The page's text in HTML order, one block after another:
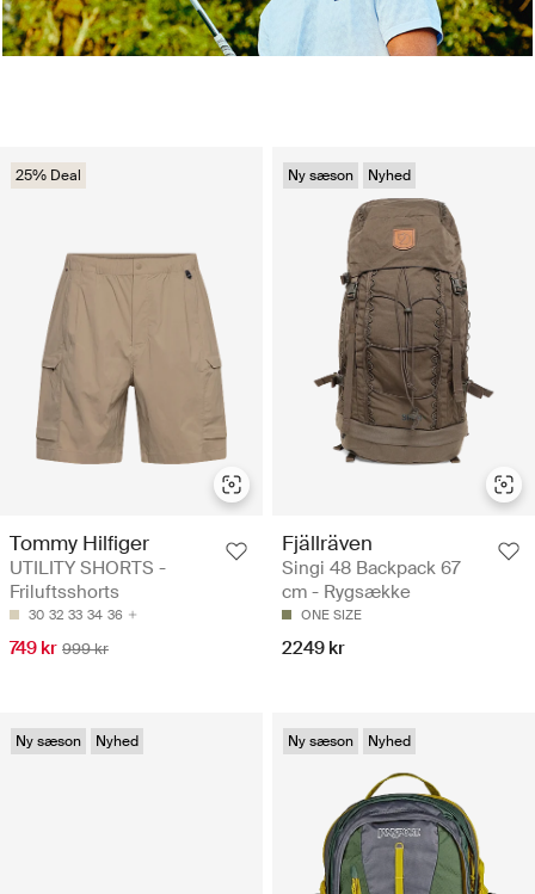
25% Deal
Tommy Hilfiger
UTILITY SHORTS -
Friluftsshorts
30 32 33 34 36
749 kr 999 kr
Ny sæson Nyhed
Fjällräven
Singi 48 Backpack 67
cm - Rygsække
ONE SIZE
2249 kr
Ny sæson Nyhed Ny sæson Nyhed